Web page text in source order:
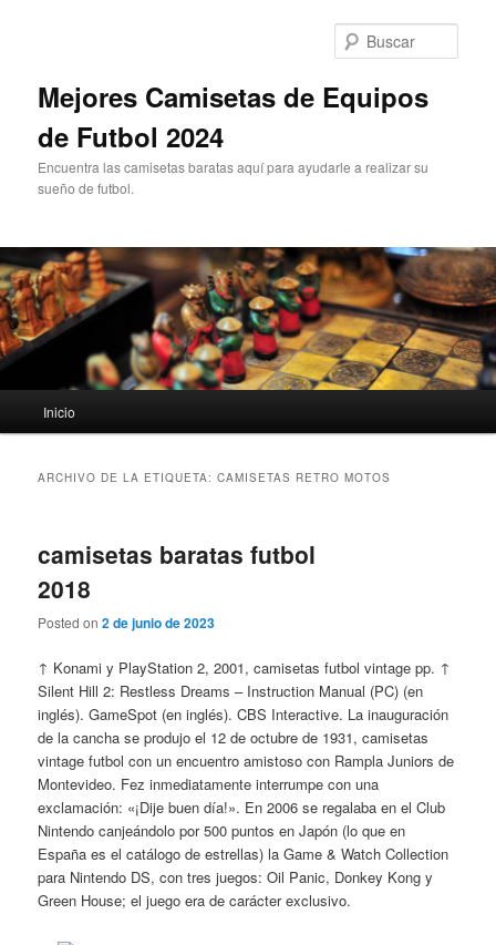
Mejores Camisetas de Equipos
de Futbol 2024
Encuentra las camisetas baratas aquí para ayudarle a realizar su
sueño de futbol.
principal
Inicio
ARCHIVO DE LA ETIQUETA:CAMISETAS RETRO MOTOS
camisetas baratas futbol
2018
Posted on2 de junio de 2023
↑ Konami y PlayStation 2, 2001, camisetas futbol vintage pp. ↑
Silent Hill 2: Restless Dreams – Instruction Manual (PC) (en
inglés). GameSpot (en inglés). CBS Interactive. La inauguración
de la cancha se produjo el 12 de octubre de 1931, camisetas
vintage futbol con un encuentro amistoso con Rampla Juniors de
Montevideo. Fez inmediatamente interrumpe con una
exclamación: «¡Dije buen día!». En 2006 se regalaba en el Club
Nintendo canjeándolo por 500 puntos en Japón (lo que en
España es el catálogo de estrellas) la Game & Watch Collection
para Nintendo DS, con tres juegos: Oil Panic, Donkey Kong y
Green House; el juego era de carácter exclusivo.